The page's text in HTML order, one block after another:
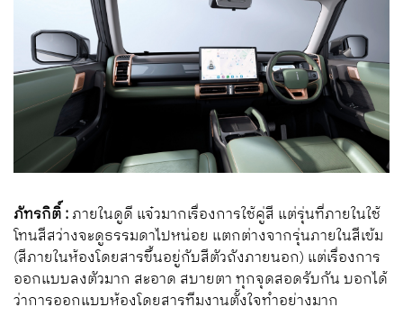
ภัทรกิติ์ :ภายในดูดี แจ๋วมากเรื่องการใช้คู่สี แต่รุ่นที่ภายในใช้
โทนสีสว่างจะดูธรรมดาไปหน่อย แตกต่างจากรุ่นภายในสีเข้ม
(สีภายในห้องโดยสารขึ้นอยู่กับสีตัวถังภายนอก) แต่เรื่องการ
ออกแบบลงตัวมาก สะอาด สบายตา ทุกจุดสอดรับกัน บอกได้
ว่าการออกแบบห้องโดยสารทีมงานตั้งใจทำอย่างมาก